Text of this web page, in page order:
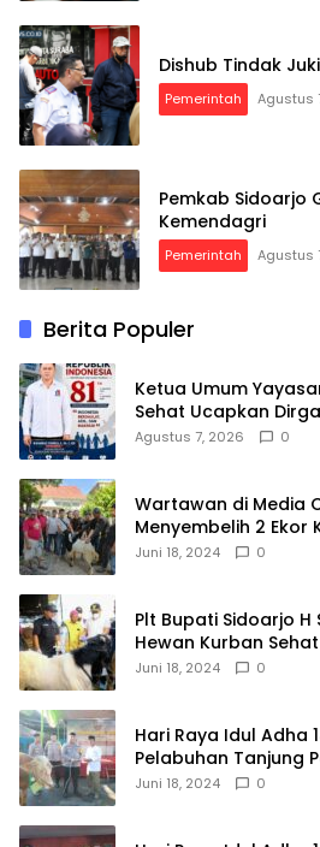
Dishub Tindak
Pemerintah Agustus
Pemkab Sidoarjo
Kemendagri
Pemerintah Agustus
Berita Populer
Ketua Umum
Sehat Ucapkan
Agustus 7, 2026 0
Wartawan di Media
Menyembelih 2 Ekor
Juni 18, 2024 0
Plt Bupati Sidoarjo H
Hewan Kurban
Juni 18, 2024 0
Hari Raya Idul Adha
Pelabuhan Tanjung
Hewan Korban.
Juni 18, 2024 0